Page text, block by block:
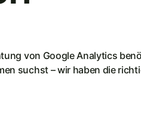
von Google Analytics
suchst – wir haben die